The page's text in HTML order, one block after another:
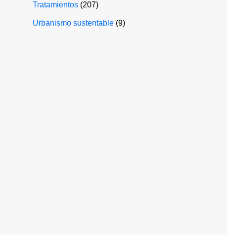
Tratamientos (207)
Urbanismo sustentable (9)